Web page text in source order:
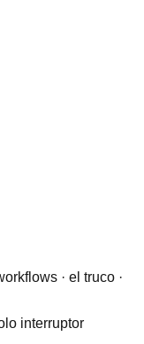
· el truco ·
interruptor